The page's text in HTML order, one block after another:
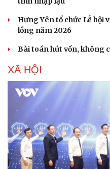
Hưng Yên tổ chức Lễ hội
lồng năm 2026
Bài toán hút vốn, không
XÃ HỘI